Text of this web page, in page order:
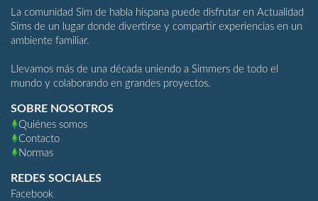
La comunidad Sim de habla hispana puede disfrutar en Actualidad
Sims de un lugar donde divertirse y compartir experiencias en un
ambiente familiar.
Llevamos más de una década uniendo a Simmers de todo el
mundo y colaborando en grandes proyectos.
SOBRE NOSOTROS
Quiénes somos
Contacto
Normas
REDES SOCIALES
Facebook